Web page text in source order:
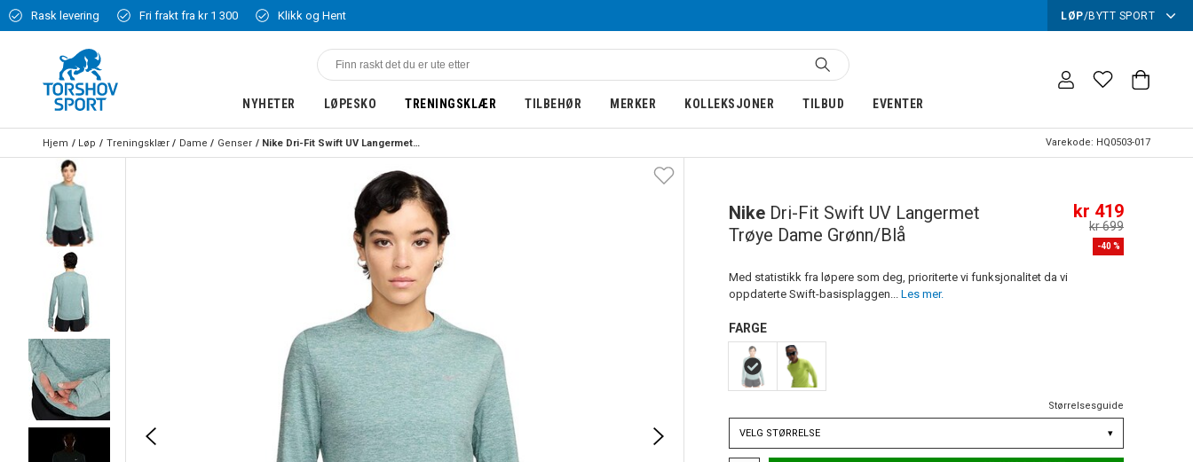
Rask levering Fri frakt fra kr 1 300 Klikk og Hent LØP/BYTT SPORT
NYHETER LØPESKO TRENINGSKLÆR TILBEHØR MERKER KOLLEKSJONER TILBUD EVENTER
Hjem Løp Treningsklær Dame Genser Nike Dri-Fit Swift UV Langermet Trøye Dame Grønn/Blå Varekode: HQ0503-017
-40 %
Nike Dri-Fit Swift UV Langermet
Trøye Dame Grønn/Blå
kr 419
kr 699
Med statistikk fra løpere som deg, prioriterte vi funksjonalitet da vi
oppdaterte Swift-basisplaggen... Les mer.
FARGE
Størrelsesguide
VELG STØRRELSE ▾